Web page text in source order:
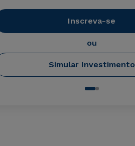
Inscreva-se
ou
Simular Investimento